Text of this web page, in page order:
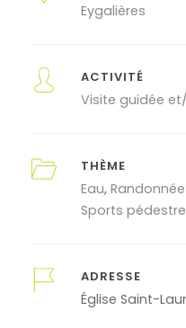
Eygalières
ACTIVITÉ
Visite guidée
THÈME
Eau
Sports
ADRESSE
Église Saint-